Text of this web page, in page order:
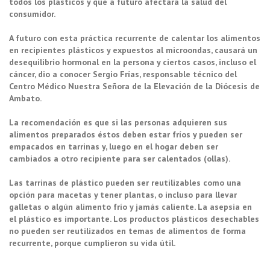
consumidor.
A futuro con esta práctica recurrente de calentar los alimentos
en recipientes plásticos y expuestos al microondas, causará un
desequilibrio hormonal en la persona y ciertos casos, incluso el
cáncer, dio a conocer Sergio Frías, responsable técnico del
Centro Médico Nuestra Señora de la Elevación de la Diócesis de
Ambato.
La recomendación es que si las personas adquieren sus
alimentos preparados éstos deben estar fríos y pueden ser
empacados en tarrinas y, luego en el hogar deben ser
cambiados a otro recipiente para ser calentados (ollas).
Las tarrinas de plástico pueden ser reutilizables como una
opción para macetas y tener plantas, o incluso para llevar
galletas o algún alimento frío y jamás caliente. La asepsia en
el plástico es importante. Los productos plásticos desechables
no pueden ser reutilizados en temas de alimentos de forma
recurrente, porque cumplieron su vida útil.